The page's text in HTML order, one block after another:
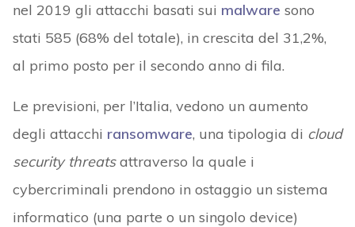
nel 2019 gli attacchi basati sui malware sono
stati 585 (68% del totale), in crescita del 31,2%,
al primo posto per il secondo anno di fila.
Le previsioni, per l’Italia, vedono un aumento
degli attacchi ransomware, una tipologia di cloud
security threatsattraverso la quale i
cybercriminali prendono in ostaggio un sistema
informatico (una parte o un singolo device)